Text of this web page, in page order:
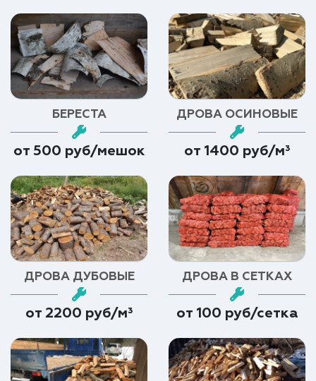
БЕРЕСТА
от 500 руб/мешок
ДРОВА ОСИНОВЫЕ
от 1400 руб/м³
ДРОВА ДУБОВЫЕ
от 2200 руб/м³
ДРОВА В СЕТКАХ
от 100 руб/сетка